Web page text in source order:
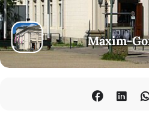
Maxim-